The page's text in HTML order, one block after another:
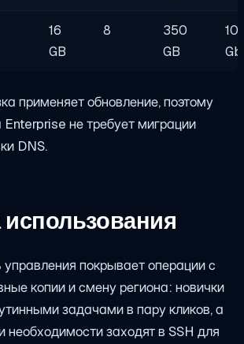
16
GB
8
350
GB
10
применяет обновление, поэтому
не требует миграции
DNS.
использования
покрывает операции с
копии и смену региона: новички
задачами в пару кликов, а
необходимости заходят в SSH для